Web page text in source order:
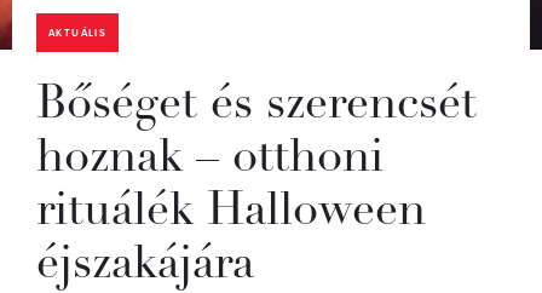
AKTUÁLIS
Bőséget és szerencsét
hoznak – otthoni
rituálék Halloween
éjszakájára